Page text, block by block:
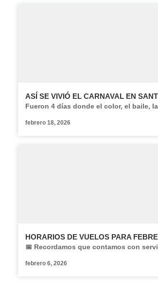
ASÍ SE VIVIÓ EL CARNAVAL EN
Fueron 4 días donde el color, el baile,
febrero 18, 2026
HORARIOS DE VUELOS PARA
📅 Recordamos que contamos con
febrero 6, 2026